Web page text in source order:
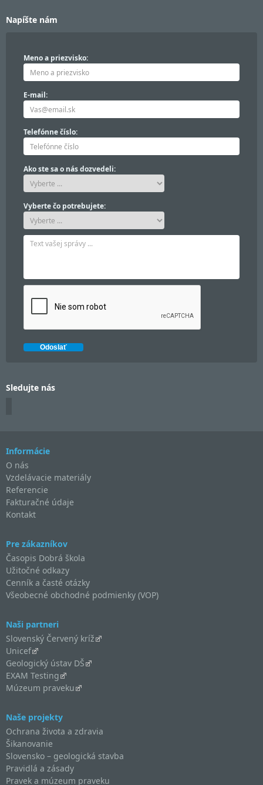
Napíšte nám
Meno a priezvisko:
E-mail:
Telefónne číslo:
Ako ste sa o nás dozvedeli:
Vyberte čo potrebujete:
Sledujte nás
Informácie
O nás
Vzdelávacie materiály
Referencie
Fakturačné údaje
Kontakt
Pre zákazníkov
Časopis Dobrá škola
Užitočné odkazy
Cenník a časté otázky
Všeobecné obchodné podmienky (VOP)
Naši partneri
Slovenský Červený kríž
Unicef
Geologický ústav DŠ
EXAM Testing
Múzeum praveku
Naše projekty
Ochrana života a zdravia
Šikanovanie
Slovensko – geologická stavba
Pravidlá a zásady
Pravek a múzeum praveku